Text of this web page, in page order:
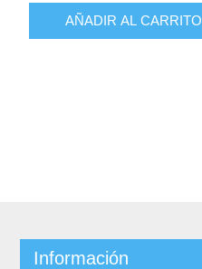
AÑADIR AL CARRITO
Información